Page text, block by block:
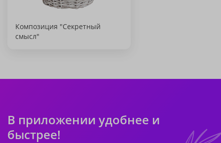
Композиция "Секретный
смысл"
В приложении удобнее и
быстрее!